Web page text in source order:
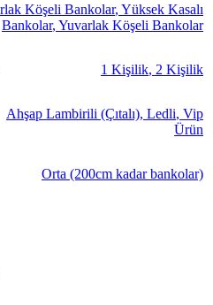
Köşeli Bankolar, Yüksek Kasalı
Bankolar, Yuvarlak Köşeli Bankolar
1 Kişilik, 2 Kişilik
Ahşap Lambirili (Çıtalı), Ledli, Vip
Ürün
Orta (200cm kadar bankolar)